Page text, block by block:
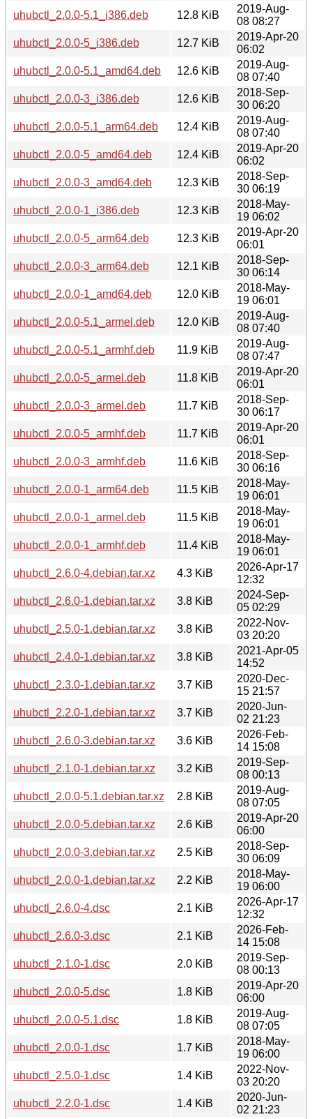
uhubctl_2.0.0-5.1_i386.deb
12.8 KiB
2019-Aug-
08 08:27
uhubctl_2.0.0-5_i386.deb
12.7 KiB
2019-Apr-20
06:02
uhubctl_2.0.0-5.1_amd64.deb
12.6 KiB
2019-Aug-
08 07:40
uhubctl_2.0.0-3_i386.deb
12.6 KiB
2018-Sep-
30 06:20
uhubctl_2.0.0-5.1_arm64.deb
12.4 KiB
2019-Aug-
08 07:40
uhubctl_2.0.0-5_amd64.deb
12.4 KiB
2019-Apr-20
06:02
uhubctl_2.0.0-3_amd64.deb
12.3 KiB
2018-Sep-
30 06:19
uhubctl_2.0.0-1_i386.deb
12.3 KiB
2018-May-
19 06:02
uhubctl_2.0.0-5_arm64.deb
12.3 KiB
2019-Apr-20
06:01
uhubctl_2.0.0-3_arm64.deb
12.1 KiB
2018-Sep-
30 06:14
uhubctl_2.0.0-1_amd64.deb
12.0 KiB
2018-May-
19 06:01
uhubctl_2.0.0-5.1_armel.deb
12.0 KiB
2019-Aug-
08 07:40
uhubctl_2.0.0-5.1_armhf.deb
11.9 KiB
2019-Aug-
08 07:47
uhubctl_2.0.0-5_armel.deb
11.8 KiB
2019-Apr-20
06:01
uhubctl_2.0.0-3_armel.deb
11.7 KiB
2018-Sep-
30 06:17
uhubctl_2.0.0-5_armhf.deb
11.7 KiB
2019-Apr-20
06:01
uhubctl_2.0.0-3_armhf.deb
11.6 KiB
2018-Sep-
30 06:16
uhubctl_2.0.0-1_arm64.deb
11.5 KiB
2018-May-
19 06:01
uhubctl_2.0.0-1_armel.deb
11.5 KiB
2018-May-
19 06:01
uhubctl_2.0.0-1_armhf.deb
11.4 KiB
2018-May-
19 06:01
uhubctl_2.6.0-4.debian.tar.xz
4.3 KiB
2026-Apr-17
12:32
uhubctl_2.6.0-1.debian.tar.xz
3.8 KiB
2024-Sep-
05 02:29
uhubctl_2.5.0-1.debian.tar.xz
3.8 KiB
2022-Nov-
03 20:20
uhubctl_2.4.0-1.debian.tar.xz
3.8 KiB
2021-Apr-05
14:52
uhubctl_2.3.0-1.debian.tar.xz
3.7 KiB
2020-Dec-
15 21:57
uhubctl_2.2.0-1.debian.tar.xz
3.7 KiB
2020-Jun-
02 21:23
uhubctl_2.6.0-3.debian.tar.xz
3.6 KiB
2026-Feb-
14 15:08
uhubctl_2.1.0-1.debian.tar.xz
3.2 KiB
2019-Sep-
08 00:13
uhubctl_2.0.0-5.1.debian.tar.xz
2.8 KiB
2019-Aug-
08 07:05
uhubctl_2.0.0-5.debian.tar.xz
2.6 KiB
2019-Apr-20
06:00
uhubctl_2.0.0-3.debian.tar.xz
2.5 KiB
2018-Sep-
30 06:09
uhubctl_2.0.0-1.debian.tar.xz
2.2 KiB
2018-May-
19 06:00
uhubctl_2.6.0-4.dsc
2.1 KiB
2026-Apr-17
12:32
uhubctl_2.6.0-3.dsc
2.1 KiB
2026-Feb-
14 15:08
uhubctl_2.1.0-1.dsc
2.0 KiB
2019-Sep-
08 00:13
uhubctl_2.0.0-5.dsc
1.8 KiB
2019-Apr-20
06:00
uhubctl_2.0.0-5.1.dsc
1.8 KiB
2019-Aug-
08 07:05
uhubctl_2.0.0-1.dsc
1.7 KiB
2018-May-
19 06:00
uhubctl_2.5.0-1.dsc
1.4 KiB
2022-Nov-
03 20:20
uhubctl_2.2.0-1.dsc
1.4 KiB
2020-Jun-
02 21:23